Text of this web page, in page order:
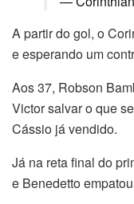
A partir do gol, o
e esperando um
Aos 37, Robson
Victor salvar o que
Cássio já vendido.
Já na reta final do
e Benedetto